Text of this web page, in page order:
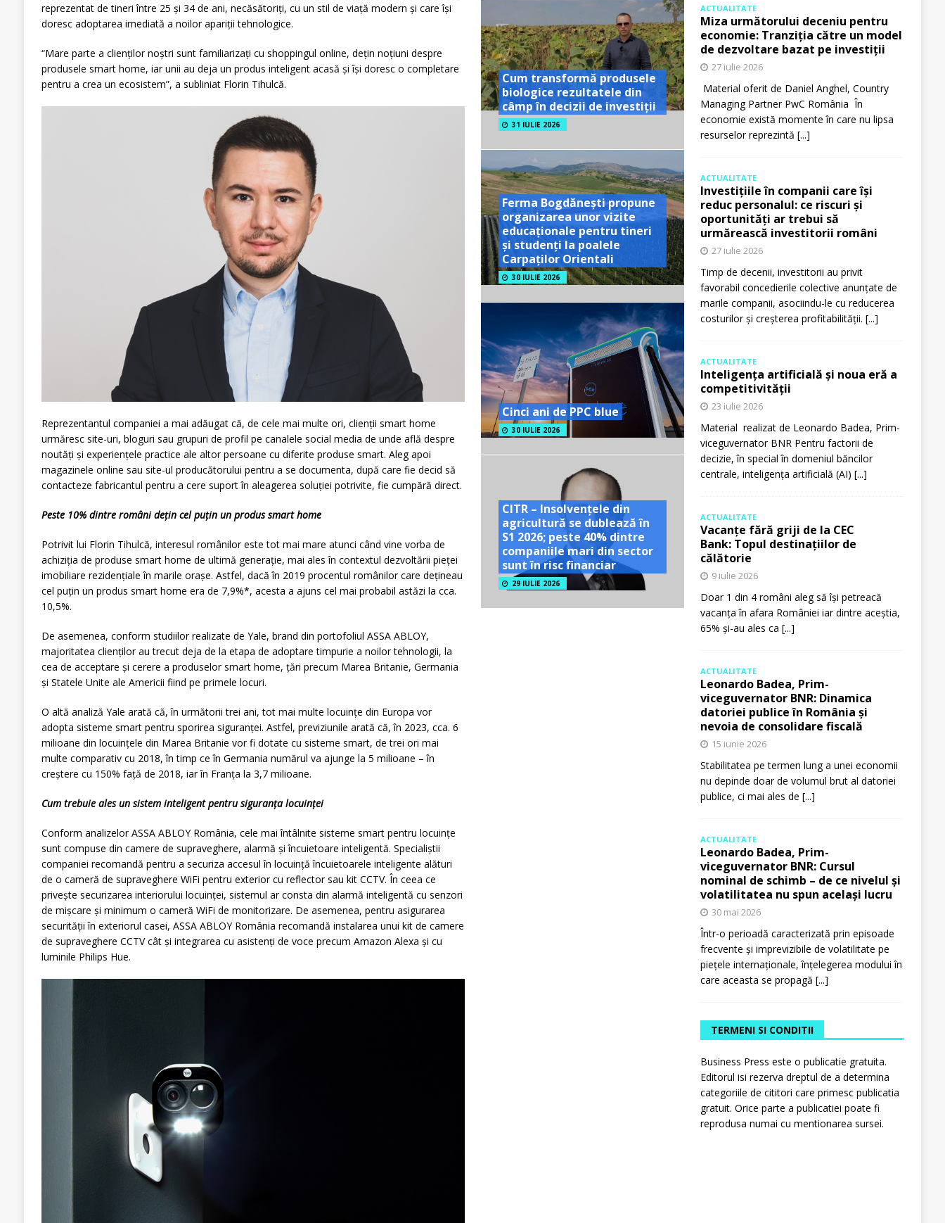
reprezentat de tineri între 25 și 34 de ani, necăsătoriți, cu un stil de viață modern și care își
doresc adoptarea imediată a noilor apariții tehnologice.
“Mare parte a clienților noștri sunt familiarizați cu shoppingul online, dețin noțiuni despre
produsele smart home, iar unii au deja un produs inteligent acasă și își doresc o completare
pentru a crea un ecosistem”, a subliniat Florin Tihulcă.
Reprezentantul companiei a mai adăugat că, de cele mai multe ori, clienții smart home
urmăresc site-uri, bloguri sau grupuri de profil pe canalele social media de unde află despre
noutăți și experiențele practice ale altor persoane cu diferite produse smart. Aleg apoi
magazinele online sau site-ul producătorului pentru a se documenta, după care fie decid să
contacteze fabricantul pentru a cere suport în aleagerea soluției potrivite, fie cumpără direct.
Peste 10% dintre români dețin cel puțin un produs smart home
Potrivit lui Florin Tihulcă, interesul românilor este tot mai mare atunci când vine vorba de
achiziția de produse smart home de ultimă generație, mai ales în contextul dezvoltării pieței
imobiliare rezidențiale în marile orașe. Astfel, dacă în 2019 procentul românilor care dețineau
cel puțin un produs smart home era de 7,9%*, acesta a ajuns cel mai probabil astăzi la cca.
10,5%.
De asemenea, conform studiilor realizate de Yale, brand din portofoliul ASSA ABLOY,
majoritatea clienților au trecut deja de la etapa de adoptare timpurie a noilor tehnologii, la
cea de acceptare și cerere a produselor smart home, țări precum Marea Britanie, Germania
și Statele Unite ale Americii fiind pe primele locuri.
O altă analiză Yale arată că, în următorii trei ani, tot mai multe locuințe din Europa vor
adopta sisteme smart pentru sporirea siguranței. Astfel, previziunile arată că, în 2023, cca. 6
milioane din locuințele din Marea Britanie vor fi dotate cu sisteme smart, de trei ori mai
multe comparativ cu 2018, în timp ce în Germania numărul va ajunge la 5 milioane – în
creștere cu 150% față de 2018, iar în Franța la 3,7 milioane.
Cum trebuie ales un sistem inteligent pentru siguranța locuinței
Conform analizelor ASSA ABLOY România, cele mai întâlnite sisteme smart pentru locuințe
sunt compuse din camere de supraveghere, alarmă și încuietoare inteligentă. Specialiștii
companiei recomandă pentru a securiza accesul în locuință încuietoarele inteligente alături
de o cameră de supraveghere WiFi pentru exterior cu reflector sau kit CCTV. În ceea ce
privește securizarea interiorului locuinței, sistemul ar consta din alarmă inteligentă cu senzori
de mișcare și minimum o cameră WiFi de monitorizare. De asemenea, pentru asigurarea
securității în exteriorul casei, ASSA ABLOY România recomandă instalarea unui kit de camere
de supraveghere CCTV cât și integrarea cu asistenți de voce precum Amazon Alexa și cu
luminile Philips Hue.
Cum transformă produsele
biologice rezultatele din
câmp în decizii de investiții
31 IULIE 2026
Ferma Bogdănești propune
organizarea unor vizite
educaționale pentru tineri
și studenți la poalele
Carpaților Orientali
30 IULIE 2026
Cinci ani de PPC blue
30 IULIE 2026
CITR – Insolvențele din
agricultură se dublează în
S1 2026; peste 40% dintre
companiile mari din sector
sunt în risc financiar
29 IULIE 2026
ACTUALITATE
Miza următorului deceniu pentru
economie: Tranziția către un model
de dezvoltare bazat pe investiții
27 iulie 2026
Material oferit de Daniel Anghel, Country
Managing Partner PwC România În
economie există momente în care nu lipsa
resurselor reprezintă [...]
ACTUALITATE
Investițiile în companii care își
reduc personalul: ce riscuri și
oportunități ar trebui să
urmărească investitorii români
27 iulie 2026
Timp de decenii, investitorii au privit
favorabil concedierile colective anunțate de
marile companii, asociindu-le cu reducerea
costurilor și creșterea profitabilității. [...]
ACTUALITATE
Inteligența artificială și noua eră a
competitivității
23 iulie 2026
Material realizat de Leonardo Badea, Prim-
viceguvernator BNR Pentru factorii de
decizie, în special în domeniul băncilor
centrale, inteligența artificială (AI) [...]
ACTUALITATE
Vacanțe fără griji de la CEC
Bank: Topul destinațiilor de
călătorie
9 iulie 2026
Doar 1 din 4 români aleg să își petreacă
vacanța în afara României iar dintre aceștia,
65% și-au ales ca [...]
ACTUALITATE
Leonardo Badea, Prim-
viceguvernator BNR: Dinamica
datoriei publice în România și
nevoia de consolidare fiscală
15 iunie 2026
Stabilitatea pe termen lung a unei economii
nu depinde doar de volumul brut al datoriei
publice, ci mai ales de [...]
ACTUALITATE
Leonardo Badea, Prim-
viceguvernator BNR: Cursul
nominal de schimb – de ce nivelul și
volatilitatea nu spun același lucru
30 mai 2026
Într-o perioadă caracterizată prin episoade
frecvente și imprevizibile de volatilitate pe
piețele internaționale, înțelegerea modului în
care aceasta se propagă [...]
TERMENI SI CONDITII
Business Press este o publicatie gratuita.
Editorul isi rezerva dreptul de a determina
categoriile de cititori care primesc publicatia
gratuit. Orice parte a publicatiei poate fi
reprodusa numai cu mentionarea sursei.